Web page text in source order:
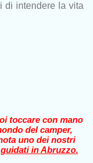
di intendere la vita
toccare con mano
del camper,
uno dei nostri
in Abruzzo.